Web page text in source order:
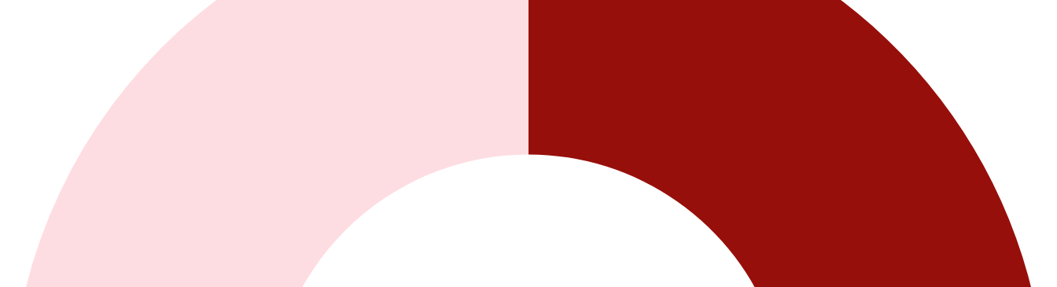
Crème glacée
Crème glacée régulière
Crème glacée La gourmande